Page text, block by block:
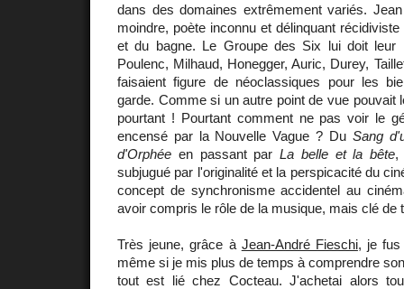
dans des domaines extrêmement variés.
moindre, poète inconnu et délinquant
et du bagne. Le Groupe des Six lui doit leur
Poulenc, Milhaud, Honegger, Auric, Durey,
faisaient figure de néoclassiques pour les
garde. Comme si un autre point de vue pouvait
pourtant ! Pourtant comment ne pas voir le
encensé par la Nouvelle Vague ? Du Sang
d'Orphée en passant par La belle et la bête,
subjugué par l'originalité et la perspicacité du
concept de synchronisme accidentel au
avoir compris le rôle de la musique, mais clé de
Très jeune, grâce à Jean-André Fieschi, je
même si je mis plus de temps à comprendre
tout est lié chez Cocteau. J'achetai alors